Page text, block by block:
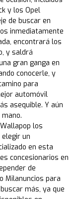
y los Opel
de buscar en
inmediatamente
encontrará los
y saldrá
gran ganga en
conocerle, y
para
automóvil
asequible. Y aún
los
un
en esta
concesionarios en
de
Milanuncios para
más, ya que